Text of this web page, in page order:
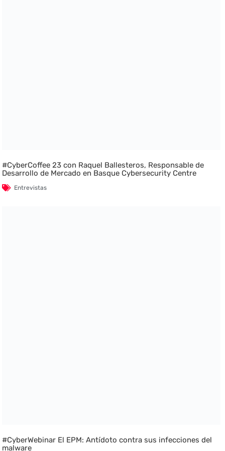
#CyberCoffee 23 con Raquel Ballesteros, Responsable de
Desarrollo de Mercado en Basque Cybersecurity Centre
Entrevistas
#CyberWebinar El EPM: Antídoto contra sus infecciones del
malware